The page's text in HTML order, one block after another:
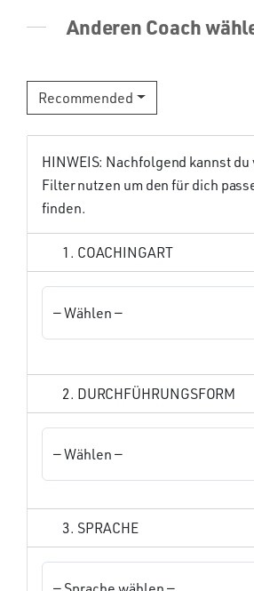
Anderen Coach
Recommended
HINWEIS: Nachfolgend kannst
Filter nutzen um den für dich
finden.
1. COACHINGART
2. DURCHFÜHRUNGSFORM
3. SPRACHE